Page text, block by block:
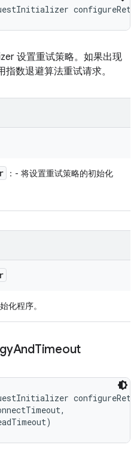
设置重试策略。如果出现
数退避算法重试请求。
：- 将设置重试策略的初始化
化程序。
AndTimeout